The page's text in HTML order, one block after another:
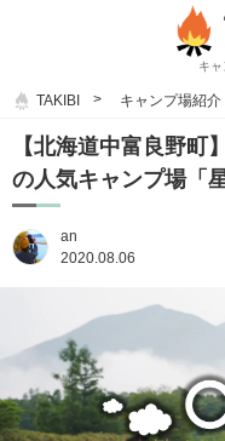
キ
TAKIBI キャンプ場紹介
【北海道中富良野町
の人気キャンプ場「
an
2020.08.06